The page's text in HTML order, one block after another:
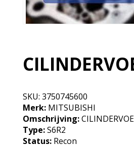
SKU: 3750745600
Merk:MITSUBISHI
Omschrijving:
Type:S6R2
Status:Recon